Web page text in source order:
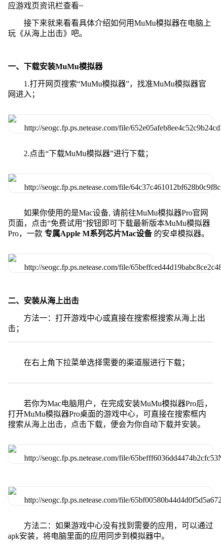
应游戏页资讯栏查看~
接下来就来看看具体介绍如何用MuMu模拟器在电脑上
玩《从海上出击》吧。
一、下载安装MuMu模拟器
1.打开网页搜索“MuMu模拟器”，找准MuMu模拟器官
网进入；
2.点击“下载MuMu模拟器”进行下载；
如果你使用的是Mac设备, 请前往MuMu模拟器Pro官网
页面，点击“免费试用”按钮即可下载最新版本MuMu模拟器
Pro，一款 专属Apple M系列芯片Mac设备 的安卓模拟器。
二、安装从海上出击
方法一：打开游戏中心或直接在搜索框搜索从海上出
击；
在右上角下拉菜单选择需要的渠道服进行下载；
若你为Mac电脑用户，在完成安装MuMu模拟器Pro后，
打开MuMu模拟器Pro桌面的游戏中心，可直接在搜索框内
搜索从海上出击，点击下载，便会为你自动下载并安装。
方法二：如果游戏中心没有找到需要的应用，可以通过
apk安装，将电脑里面的应用同步到模拟器中。